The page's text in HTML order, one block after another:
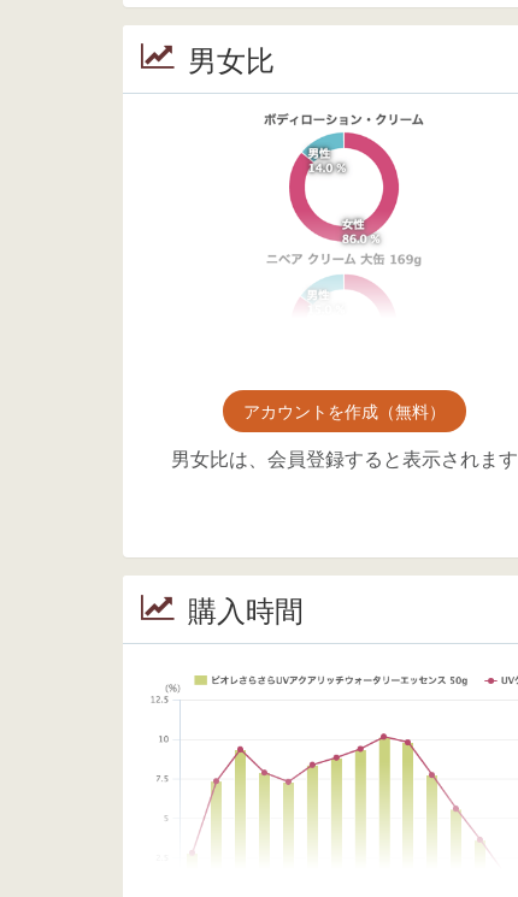
男女比
アカウントを作成（無料）
男女比は、会員登録すると表示されます
購入時間